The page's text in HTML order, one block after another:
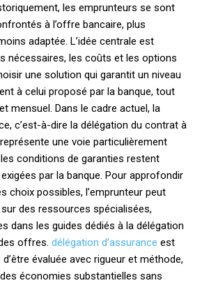
les emprunteurs se sont
à l’offre bancaire, plus
adaptée. L’idée centrale est
nécessaires, les coûts et les options
une solution qui garantit un niveau
à celui proposé par la banque, tout
mensuel. Dans le cadre actuel, la
c’est-à-dire la délégation du contrat à
une voie particulièrement
conditions de garanties restent
par la banque. Pour approfondir
choix possibles, l’emprunteur peut
sur des ressources spécialisées,
dans les guides dédiés à la délégation
offres. délégation d’assurance est
évaluée avec rigueur et méthode,
économies substantielles sans